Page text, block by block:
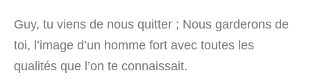
Guy, tu viens de nous quitter ; Nous garderons de
toi, l’image d’un homme fort avec toutes les
qualités que l’on te connaissait.